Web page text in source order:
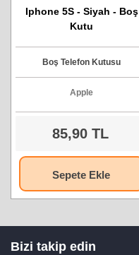
Iphone 5S - Siyah - Boş
Kutu
Boş Telefon Kutusu
Apple
85,90 TL
Sepete Ekle
Bizi takip edin